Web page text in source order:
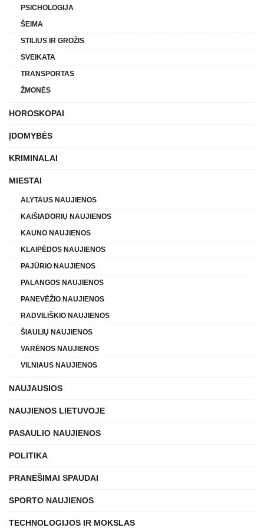
PSICHOLOGIJA
ŠEIMA
STILIUS IR GROŽIS
SVEIKATA
TRANSPORTAS
ŽMONĖS
HOROSKOPAI
ĮDOMYBĖS
KRIMINALAI
MIESTAI
ALYTAUS NAUJIENOS
KAIŠIADORIŲ NAUJIENOS
KAUNO NAUJIENOS
KLAIPĖDOS NAUJIENOS
PAJŪRIO NAUJIENOS
PALANGOS NAUJIENOS
PANEVĖŽIO NAUJIENOS
RADVILIŠKIO NAUJIENOS
ŠIAULIŲ NAUJIENOS
VARĖNOS NAUJIENOS
VILNIAUS NAUJIENOS
NAUJAUSIOS
NAUJIENOS LIETUVOJE
PASAULIO NAUJIENOS
POLITIKA
PRANEŠIMAI SPAUDAI
SPORTO NAUJIENOS
TECHNOLOGIJOS IR MOKSLAS